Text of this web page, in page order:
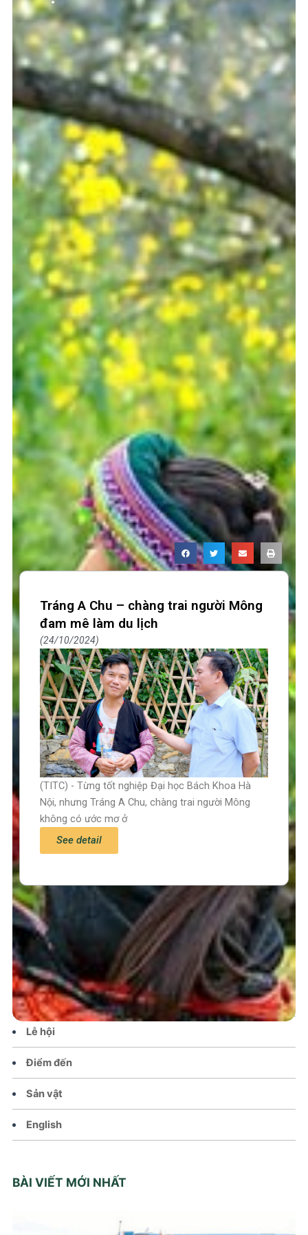
Trang chủ
Tin tức – Sự kiện
Chính sách
Văn hoá – Đời sống
Lễ hội
Điểm đến
Sản vật
English
BÀI VIẾT MỚI NHẤT
Tráng A Chu – chàng trai người Mông
đam mê làm du lịch
24/10/2024
(TITC) - Từng tốt nghiệp Đại học Bách Khoa Hà
Nội, nhưng Tráng A Chu, chàng trai người Mông
không có ước mơ ở
See detail